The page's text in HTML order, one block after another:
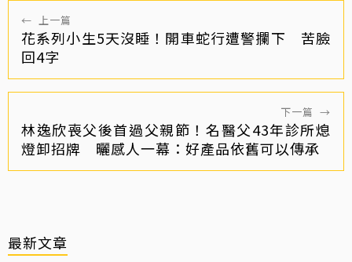
← 上一篇
花系列小生5天沒睡！開車蛇行遭警攔下 苦臉
回4字
下一篇 →
林逸欣喪父後首過父親節！名醫父43年診所熄
燈卸招牌 曬感人一幕：好產品依舊可以傳承
最新文章